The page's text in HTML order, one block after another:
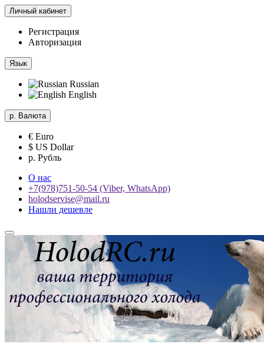
Личный кабинет
Регистрация
Авторизация
Язык
Russian
English
р. Валюта
€ Euro
$ US Dollar
р. Рубль
О нас
+7(978)751-50-54 (Viber, WhatsApp)
holodservise@mail.ru
Нашли дешевле